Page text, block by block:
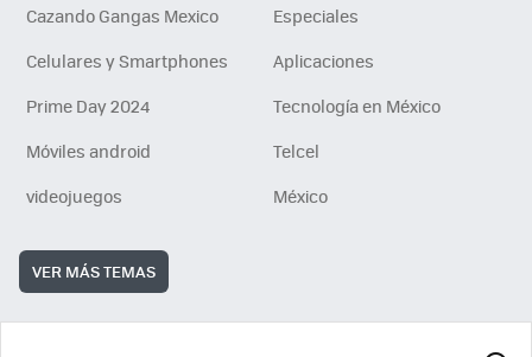
Cazando Gangas Mexico
Especiales
Celulares y Smartphones
Aplicaciones
Prime Day 2024
Tecnología en México
Móviles android
Telcel
videojuegos
México
VER MÁS TEMAS